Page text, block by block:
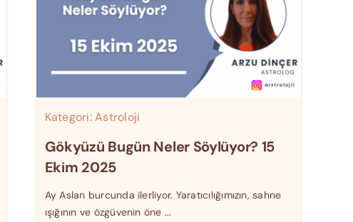
Kategori:Astroloji
Gökyüzü Bugün Neler Söylüyor? 15
Ekim 2025
Ay Aslan burcunda ilerliyor. Yaratıcılığımızın, sahne
ışığının ve özgüvenin öne ...